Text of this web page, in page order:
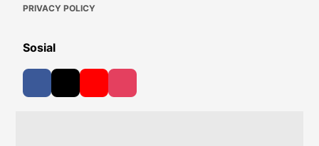
PRIVACY POLICY
Sosial